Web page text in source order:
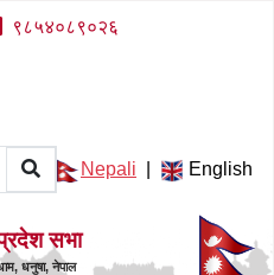
९८५४०८९०२६
Nepali English
सभा
धनुषा, नेपाल